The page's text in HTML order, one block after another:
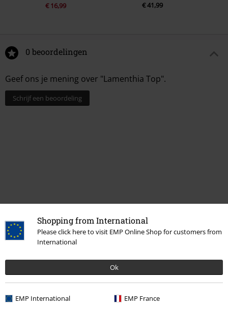
Shopping from International
Please click here to visit EMP Online Shop for customers from
International
Ok
EMP International EMP France
€ 16,99 € 41,99
0 beoordelingen
Geef ons je mening over "Lamenthia Top".
Schrijf een beoordeling
15%
E-mailnieuwsbrief
korting!Meer info